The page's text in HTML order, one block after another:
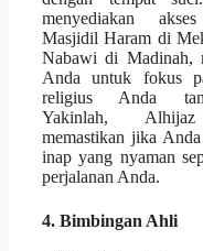
menyediakan
Masjidil Haram di
Nabawi di Madinah,
Anda untuk fokus
religius Anda
Yakinlah,
memastikan jika
inap yang nyaman
perjalanan Anda.
4. Bimbingan Ahli